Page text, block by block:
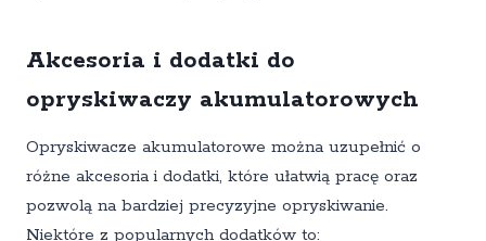
Akcesoria i dodatki do
opryskiwaczy akumulatorowych
Opryskiwacze akumulatorowe można uzupełnić o
różne akcesoria i dodatki, które ułatwią pracę oraz
pozwolą na bardziej precyzyjne opryskiwanie.
Niektóre z popularnych dodatków to: